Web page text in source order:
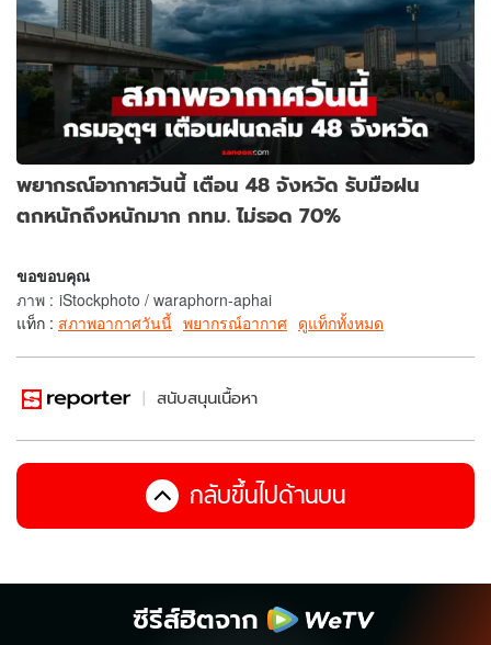
พยากรณ์อากาศวันนี้ เตือน 48 จังหวัด รับมือฝน
ตกหนักถึงหนักมาก กทม. ไม่รอด 70%
ขอขอบคุณ
ภาพ : iStockphoto / waraphorn-aphai
แท็ก : สภาพอากาศวันนี้ พยากรณ์อากาศ ดูแท็กทั้งหมด
สนับสนุนเนื้อหา
กลับขึ้นไปด้านบน
ซีรีส์ฮิตจาก